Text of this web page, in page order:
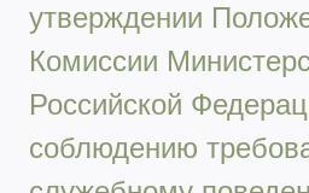
утверждении
Комиссии
Российской
соблюдению